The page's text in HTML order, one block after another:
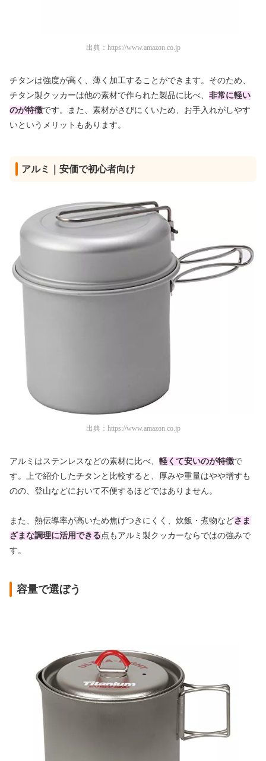
出典： https://www.amazon.co.jp
チタンは強度が高く、薄く加工することができます。そのため、
チタン製クッカーは他の素材で作られた製品に比べ、 非常に軽い
のが特徴です。また、素材がさびにくいため、お手入れがしやす
いというメリットもあります。
アルミ｜安価で初心者向け
出典： https://www.amazon.co.jp
アルミはステンレスなどの素材に比べ、 軽くて安いのが特徴で
す。上で紹介したチタンと比較すると、厚みや重量はやや増すも
のの、登山などにおいて不便するほどではありません。
また、熱伝導率が高いため焦げつきにくく、炊飯・煮物などさま
ざまな調理に活用できる点もアルミ製クッカーならではの強みで
す。
容量で選ぼう